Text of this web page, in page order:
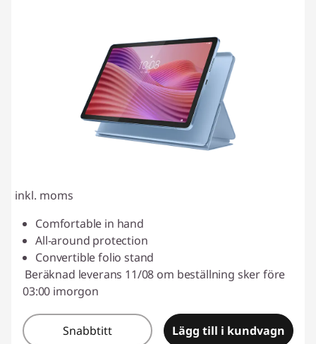
inkl. moms
Comfortable in hand
All-around protection
Convertible folio stand
Beräknad leverans 11/08 om beställning sker före
03:00 imorgon
Snabbtitt Lägg till i kundvagn